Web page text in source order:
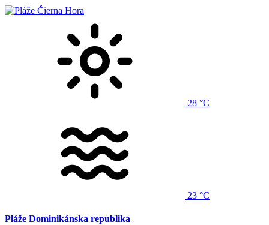
28 °C
23 °C
Pláže Dominikánska republika